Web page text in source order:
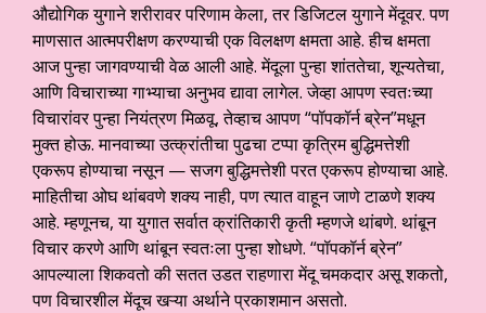
औद्योगिक युगाने शरीरावर परिणाम केला, तर डिजिटल युगाने मेंदूवर. पण
माणसात आत्मपरीक्षण करण्याची एक विलक्षण क्षमता आहे. हीच क्षमता
आज पुन्हा जागवण्याची वेळ आली आहे. मेंदूला पुन्हा शांततेचा, शून्यतेचा,
आणि विचाराच्या गाभ्याचा अनुभव द्यावा लागेल. जेव्हा आपण स्वतःच्या
विचारांवर पुन्हा नियंत्रण मिळवू, तेव्हाच आपण “पॉपकॉर्न ब्रेन”मधून
मुक्त होऊ. मानवाच्या उत्क्रांतीचा पुढचा टप्पा कृत्रिम बुद्धिमत्तेशी
एकरूप होण्याचा नसून — सजग बुद्धिमत्तेशी परत एकरूप होण्याचा आहे.
माहितीचा ओघ थांबवणे शक्य नाही, पण त्यात वाहून जाणे टाळणे शक्य
आहे. म्हणूनच, या युगात सर्वात क्रांतिकारी कृती म्हणजे थांबणे. थांबून
विचार करणे आणि थांबून स्वतःला पुन्हा शोधणे. “पॉपकॉर्न ब्रेन”
आपल्याला शिकवतो की सतत उडत राहणारा मेंदू चमकदार असू शकतो,
पण विचारशील मेंदूच खऱ्या अर्थाने प्रकाशमान असतो.